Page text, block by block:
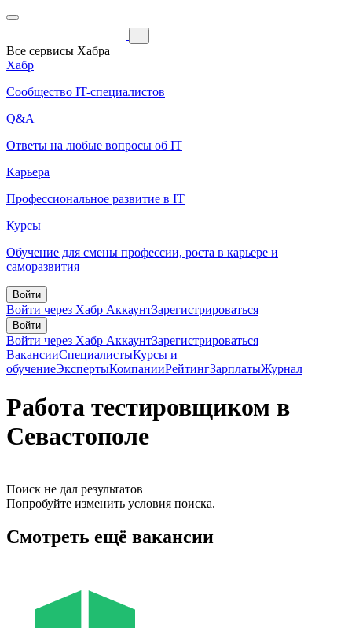
Все сервисы Хабра
Хабр
Сообщество IT-специалистов
Q&A
Ответы на любые вопросы об IT
Карьера
Профессиональное развитие в IT
Курсы
Обучение для смены профессии, роста в карьере и
саморазвития
Войти
Войти через Хабр АккаунтЗарегистрироваться
Войти
Войти через Хабр АккаунтЗарегистрироваться
ВакансииСпециалистыКурсы и
обучениеЭкспертыКомпанииРейтингЗарплатыЖурнал
Работа тестировщиком в
Севастополе
Поиск не дал результатов
Попробуйте изменить условия поиска.
Смотреть ещё вакансии